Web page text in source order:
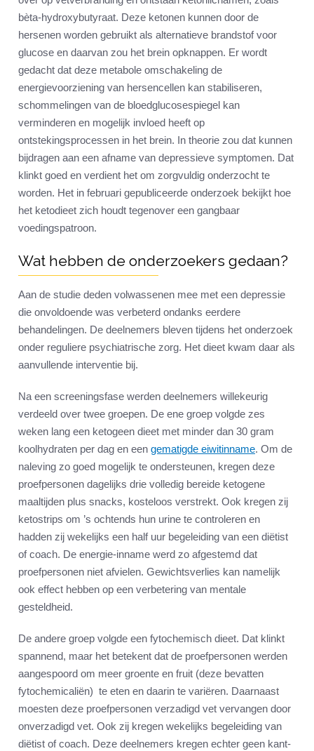
bèta-hydroxybutyraat. Deze ketonen kunnen door de
hersenen worden gebruikt als alternatieve brandstof voor
glucose en daarvan zou het brein opknappen. Er wordt
gedacht dat deze metabole omschakeling de
energievoorziening van hersencellen kan stabiliseren,
schommelingen van de bloedglucosespiegel kan
verminderen en mogelijk invloed heeft op
ontstekingsprocessen in het brein. In theorie zou dat kunnen
bijdragen aan een afname van depressieve symptomen. Dat
klinkt goed en verdient het om zorgvuldig onderzocht te
worden. Het in februari gepubliceerde onderzoek bekijkt hoe
het ketodieet zich houdt tegenover een gangbaar
voedingspatroon.
Wat hebben de onderzoekers gedaan?
Aan de studie deden volwassenen mee met een depressie
die onvoldoende was verbeterd ondanks eerdere
behandelingen. De deelnemers bleven tijdens het onderzoek
onder reguliere psychiatrische zorg. Het dieet kwam daar als
aanvullende interventie bij.
Na een screeningsfase werden deelnemers willekeurig
verdeeld over twee groepen. De ene groep volgde zes
weken lang een ketogeen dieet met minder dan 30 gram
koolhydraten per dag en een gematigde eiwitinname. Om de
naleving zo goed mogelijk te ondersteunen, kregen deze
proefpersonen dagelijks drie volledig bereide ketogene
maaltijden plus snacks, kosteloos verstrekt. Ook kregen zij
ketostrips om ’s ochtends hun urine te controleren en
hadden zij wekelijks een half uur begeleiding van een diëtist
of coach. De energie-inname werd zo afgestemd dat
proefpersonen niet afvielen. Gewichtsverlies kan namelijk
ook effect hebben op een verbetering van mentale
gesteldheid.
De andere groep volgde een fytochemisch dieet. Dat klinkt
spannend, maar het betekent dat de proefpersonen werden
aangespoord om meer groente en fruit (deze bevatten
fytochemicaliën) te eten en daarin te variëren. Daarnaast
moesten deze proefpersonen verzadigd vet vervangen door
onverzadigd vet. Ook zij kregen wekelijks begeleiding van
diëtist of coach. Deze deelnemers kregen echter geen kant-